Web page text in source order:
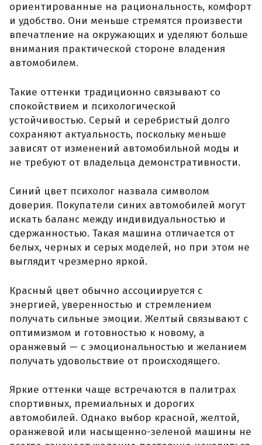
ориентированные на рациональность, комфорт
и удобство. Они меньше стремятся произвести
впечатление на окружающих и уделяют больше
внимания практической стороне владения
автомобилем.
Такие оттенки традиционно связывают со
спокойствием и психологической
устойчивостью. Серый и серебристый долго
сохраняют актуальность, поскольку меньше
зависят от изменений автомобильной моды и
не требуют от владельца демонстративности.
Синий цвет психолог назвала символом
доверия. Покупатели синих автомобилей могут
искать баланс между индивидуальностью и
сдержанностью. Такая машина отличается от
белых, черных и серых моделей, но при этом не
выглядит чрезмерно яркой.
Красный цвет обычно ассоциируется с
энергией, уверенностью и стремлением
получать сильные эмоции. Желтый связывают с
оптимизмом и готовностью к новому, а
оранжевый — с эмоциональностью и желанием
получать удовольствие от происходящего.
Яркие оттенки чаще встречаются в палитрах
спортивных, премиальных и дорогих
автомобилей. Однако выбор красной, желтой,
оранжевой или насыщенно-зеленой машины не